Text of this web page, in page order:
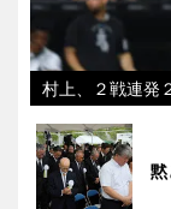
村上、２戦連
黙